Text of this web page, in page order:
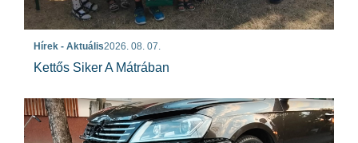
Hírek - Aktuális2026. 08. 07.
Kettős Siker A Mátrában